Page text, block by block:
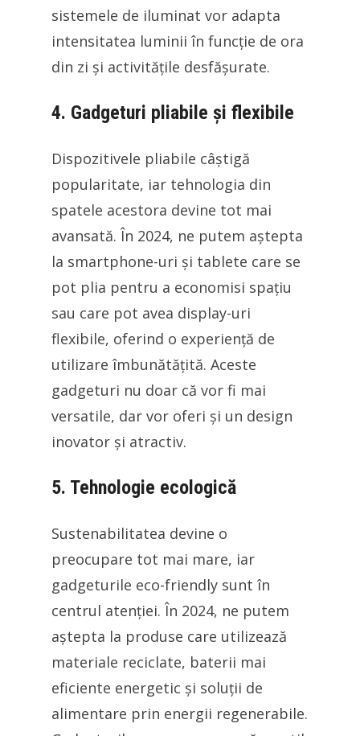
sistemele de iluminat vor adapta
intensitatea luminii în funcție de ora
din zi și activitățile desfășurate.
4. Gadgeturi pliabile și flexibile
Dispozitivele pliabile câștigă
popularitate, iar tehnologia din
spatele acestora devine tot mai
avansată. În 2024, ne putem aștepta
la smartphone-uri și tablete care se
pot plia pentru a economisi spațiu
sau care pot avea display-uri
flexibile, oferind o experiență de
utilizare îmbunătățită. Aceste
gadgeturi nu doar că vor fi mai
versatile, dar vor oferi și un design
inovator și atractiv.
5. Tehnologie ecologică
Sustenabilitatea devine o
preocupare tot mai mare, iar
gadgeturile eco-friendly sunt în
centrul atenției. În 2024, ne putem
aștepta la produse care utilizează
materiale reciclate, baterii mai
eficiente energetic și soluții de
alimentare prin energii regenerabile.